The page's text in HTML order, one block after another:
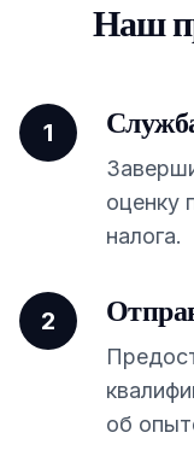
Наш
1
оценку
налога.
2
об